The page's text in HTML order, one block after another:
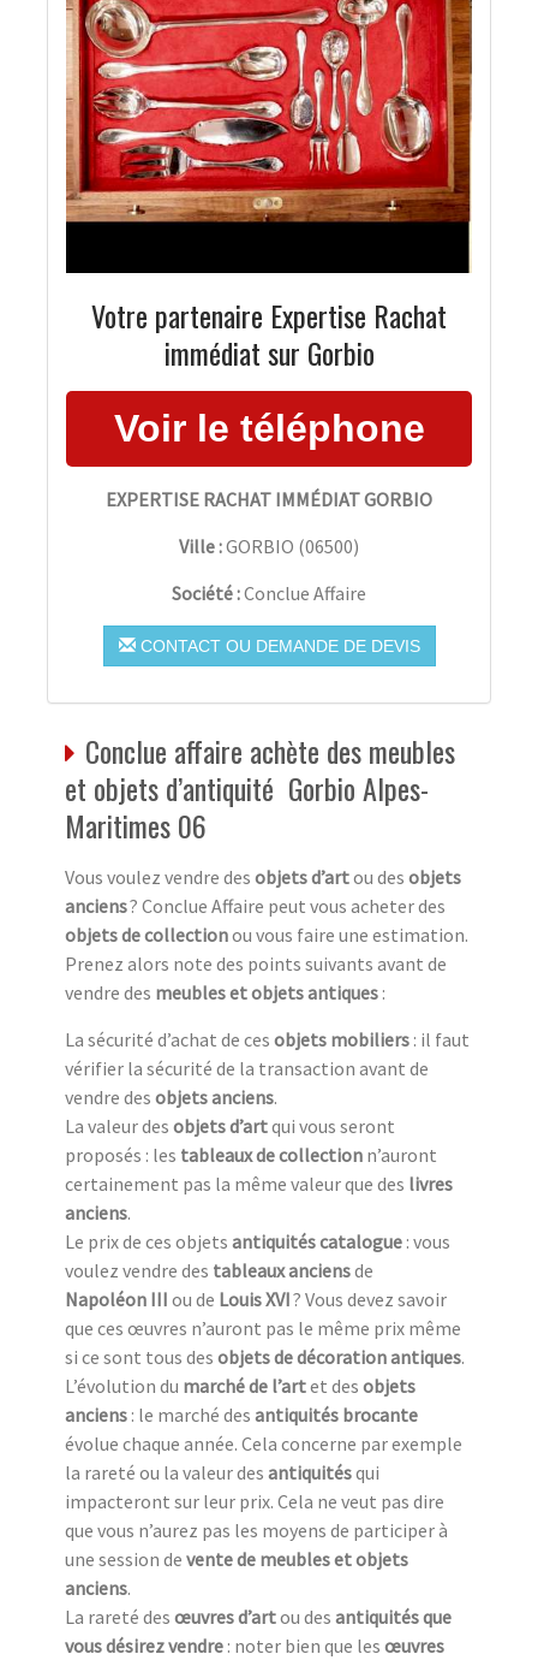
Votre partenaire Expertise Rachat
immédiat sur Gorbio
EXPERTISE RACHAT IMMÉDIAT GORBIO
Ville :GORBIO (06500)
Société :Conclue Affaire
CONTACT OU DEMANDE DE DEVIS
Conclue affaire achète des meubles
et objets d’antiquité Gorbio Alpes-
Maritimes 06
Vous voulez vendre des objets d’artou des objets
anciens? Conclue Affaire peut vous acheter des
objets de collectionou vous faire une estimation.
Prenez alors note des points suivants avant de
vendre des meubles et objets antiques :
La sécurité d’achat de ces objets mobiliers : il faut
vérifier la sécurité de la transaction avant de
vendre des objets anciens.
La valeur des objets d’artqui vous seront
proposés : les tableaux de collection n’auront
certainement pas la même valeur que des livres
anciens.
Le prix de ces objets antiquités catalogue : vous
voulez vendre des tableaux anciensde
Napoléon III ou de Louis XVI? Vous devez savoir
que ces œuvres n’auront pas le même prix même
si ce sont tous des objets de décoration antiques.
L’évolution du marché de l’artet des objets
anciens : le marché des antiquités brocante
évolue chaque année. Cela concerne par exemple
la rareté ou la valeur des antiquitésqui
impacteront sur leur prix. Cela ne veut pas dire
que vous n’aurez pas les moyens de participer à
une session de vente de meubles et objets
anciens.
La rareté des œuvres d’artou des antiquités que
vous désirez vendre : noter bien que les œuvres